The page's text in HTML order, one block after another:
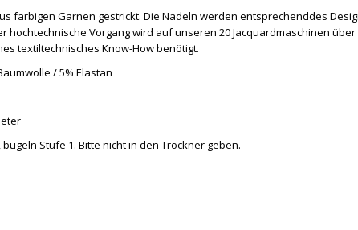
farbigen Garnen gestrickt. Die Nadeln werden entsprechenddes
hochtechnische Vorgang wird auf unseren 20 Jacquardmaschinen
textiltechnisches Know-How benötigt.
/ 5% Elastan
Stufe 1. Bitte nicht in den Trockner geben.